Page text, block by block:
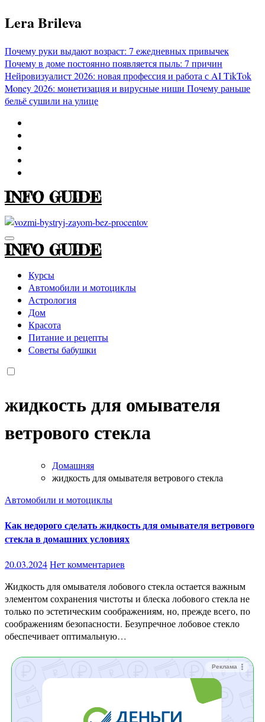
Перейти
к
Lera Brileva
Почему руки выдают возраст: 7 ежедневных привычек
Почему в доме постоянно появляется пыль: 7 причин
Нейровизуалист 2026: новая профессия и работа с AITikTok
Money 2026: монетизация и вирусные ниши Почему раньше
бельё сушили на улице
INFO GUIDE
INFO GUIDE
Курсы
Автомобили и мотоциклы
Астрология
Дом
Красота
Питание и рецепты
Советы бабушки
жидкость для омывателя
ветрового стекла
Домашняя
жидкость для омывателя ветрового стекла
Автомобили и мотоциклы
Как недорого сделать жидкость для омывателя ветрового
стекла в домашних условиях
20.03.2024Нет комментариев
Жидкость для омывателя лобового стекла остается важным
элементом сохранения чистоты и блеска лобового стекла не
только по эстетическим соображениям, но, прежде всего, по
соображениям безопасности. Безупречное лобовое стекло
обеспечивает оптимальную…
Реклама